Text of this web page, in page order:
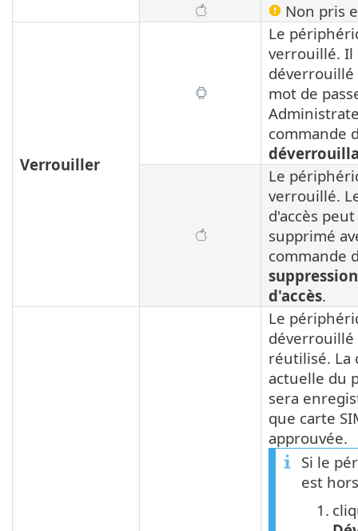
Non pris
Verrouiller
Le
verrouillé.
déverrouillé
mot de
commande
Le
verrouillé.
d'accès
supprimé
commande
d'accès.
Le
réutilisé. La
actuelle du
sera
que carte
approuvée.
Si le
est
1.